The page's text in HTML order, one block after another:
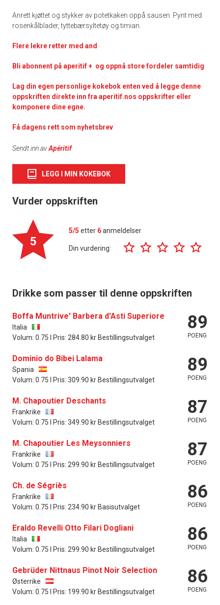
Anrett kjøttet og stykker av potetkaken oppå sausen. Pynt med
rosenkålblader, tyttebærsyltetøy og timian.
Flere lekre retter med and
Bli abonnent på aperitif + og oppnå store fordeler samtidig
Lag din egen personlige kokebok enten ved å legge denne
oppskriften direkte inn fra aperitif.nos oppskrifter eller
komponere dine egne.
Få dagens rett som nyhetsbrev
Sendt inn avApéritif
LEGG I MIN KOKEBOK
Vurder oppskriften
5
5/5 etter 6anmeldelser
Din vurdering:
Drikke som passer til denne oppskriften
Boffa Muntrive' Barbera d'Asti Superiore
Italia
Volum: 0.75 l Pris: 284.80 kr Bestillingsutvalget
89
POENG
Dominio do Bibei Lalama
Spania
Volum: 0.75 l Pris: 309.90 kr Bestillingsutvalget
89
POENG
M. Chapoutier Deschants
Frankrike
Volum: 0.75 l Pris: 349.90 kr Bestillingsutvalget
87
POENG
M. Chapoutier Les Meysonniers
Frankrike
Volum: 0.75 l Pris: 299.90 kr Bestillingsutvalget
87
POENG
Ch. de Ségriès
Frankrike
Volum: 0.75 l Pris: 234.90 kr Basisutvalget
86
POENG
Eraldo Revelli Otto Filari Dogliani
Italia
Volum: 0.75 l Pris: 299.90 kr Bestillingsutvalget
86
POENG
Gebrüder Nittnaus Pinot Noir Selection
Østerrike
Volum: 0.75 l Pris: 199.90 kr Bestillingsutvalget
86
POENG